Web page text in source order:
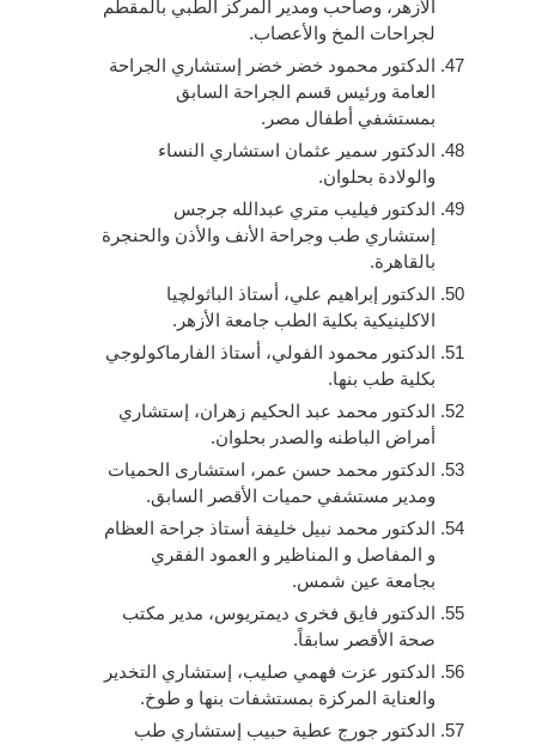
الأزهر، وصاحب ومدير المركز الطبي بالمقطم
لجراحات المخ والأعصاب.
الدكتور محمود خضر خضر إستشاري الجراحة
العامة ورئيس قسم الجراحة السابق
بمستشفي أطفال مصر.
الدكتور سمير عثمان استشاري النساء
والولادة بحلوان.
الدكتور فيليب متري عبدالله جرجس
إستشاري طب وجراحة الأنف والأذن والحنجرة
بالقاهرة.
الدكتور إبراهيم علي، أستاذ الباثولچيا
الاكلينيكية بكلية الطب جامعة الأزهر.
الدكتور محمود الفولي، أستاذ الفارماكولوجي
بكلية طب بنها.
الدكتور محمد عبد الحكيم زهران، إستشاري
أمراض الباطنه والصدر بحلوان.
الدكتور محمد حسن عمر، استشارى الحميات
ومدير مستشفي حميات الأقصر السابق.
الدكتور محمد نبيل خليفة أستاذ جراحة العظام
و المفاصل و المناظير و العمود الفقري
بجامعة عين شمس.
الدكتور فايق فخرى ديمتريوس، مدير مكتب
صحة الأقصر سابقاً.
الدكتور عزت فهمي صليب، إستشاري التخدير
والعناية المركزة بمستشفات بنها و طوخ.
الدكتور جورج عطية حبيب إستشاري طب